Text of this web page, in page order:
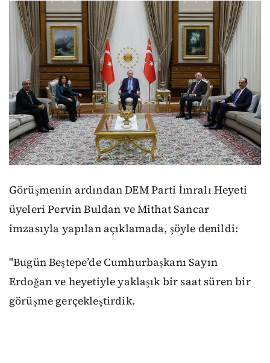
Görüşmenin ardından DEM Parti İmralı Heyeti
üyeleri Pervin Buldan ve Mithat Sancar
imzasıyla yapılan açıklamada, şöyle denildi:
"Bugün Beştepe’de Cumhurbaşkanı Sayın
Erdoğan ve heyetiyle yaklaşık bir saat süren bir
görüşme gerçekleştirdik.